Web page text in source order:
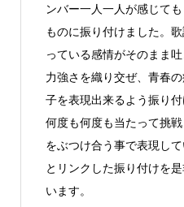
ンバー一人一人が感じて
ものに振り付けました。
っている感情がそのまま
力強さを織り交ぜ、青春
子を表現出来るよう振り
何度も何度も当たって挑
をぶつけ合う事で表現し
とリンクした振り付けを
います。